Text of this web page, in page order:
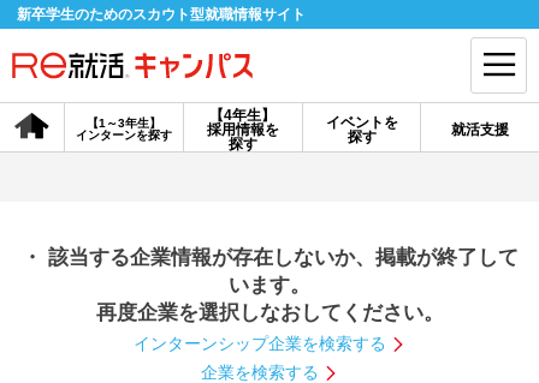
新卒学生のためのスカウト型就職情報サイト
【4年生】
採用情報を
探す
【1～3年生】
インターンを探す
イベントを
探す
就活支援
会員登録 ログイン
探す
【4年生】
説明会を探す
インターンを探す
・ 該当する企業情報が存在しないか、掲載が終了して
います。
再度企業を選択しなおしてください。
インターンシップ企業を検索する
企業を検索する